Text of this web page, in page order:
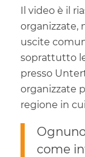
Il video è il
organizzate,
uscite
soprattutto
presso
organizzate
regione in
come